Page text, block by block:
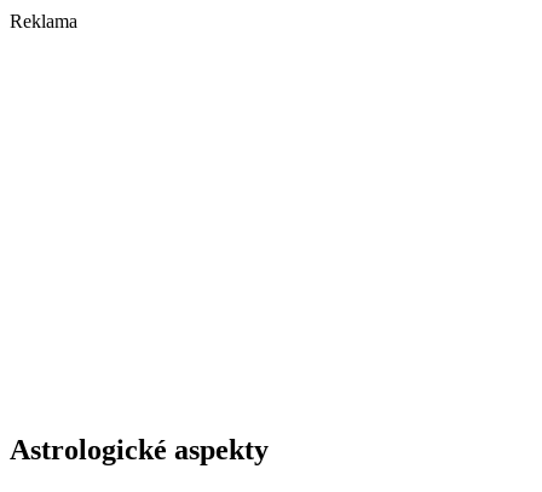
Reklama
Astrologické aspekty